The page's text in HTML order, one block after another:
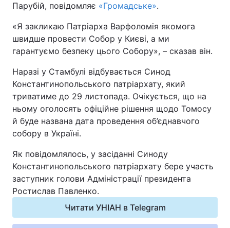
Одеса
Спорт Наука
Техно і зв'язок Лайт
Зброя Інциденти
Здоров'я
Цікавинки Погода
Відео з Youtube Статті
Думки
Парубій, повідомляє «Громадське».
«Я закликаю Патріарха Варфоломія якомога
швидше провести Собор у Києві, а ми
гарантуємо безпеку цього Собору», – сказав він.
Наразі у Стамбулі відбувається Синод
Константинопольського патріархату, який
триватиме до 29 листопада. Очікується, що на
ньому оголосять офіційне рішення щодо Томосу
й буде названа дата проведення об’єднавчого
собору в Україні.
Як повідомлялось, у засіданні Синоду
Константинопольського патріархату бере участь
заступник голови Адміністрації президента
Ростислав Павленко.
Читати УНІАН в Telegram